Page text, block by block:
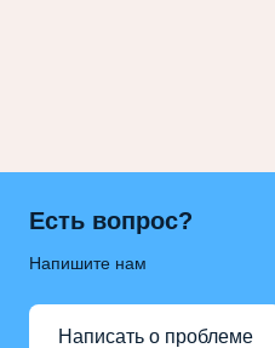
Есть вопрос?
Напишите нам
Написать о проблеме